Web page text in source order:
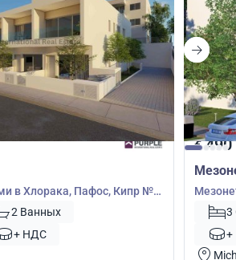
в Хлорака, Пафос, Кипр №
2 Ванных
+ НДС
€490
Кипр3